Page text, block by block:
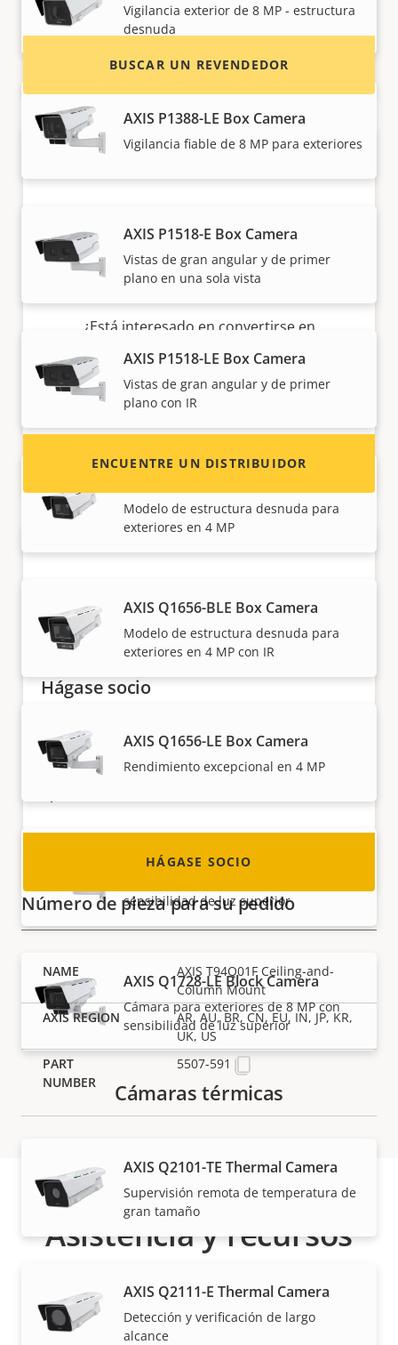
Vigilancia exterior de 8 MP - estructura
desnuda
AXIS P1388-LE Box Camera
Vigilancia fiable de 8 MP para exteriores
AXIS P1518-E Box Camera
Vistas de gran angular y de primer
plano en una sola vista
AXIS P1518-LE Box Camera
Vistas de gran angular y de primer
plano con IR
Modelo de estructura desnuda para
exteriores en 4 MP
AXIS Q1656-BLE Box Camera
Modelo de estructura desnuda para
exteriores en 4 MP con IR
AXIS Q1656-LE Box Camera
Rendimiento excepcional en 4 MP
AXIS Q1726-LE Block Camera
sensibilidad de luz superior
AXIS Q1728-LE Block Camera
Cámara para exteriores de 8 MP con
sensibilidad de luz superior
Cámaras térmicas
AXIS Q2101-TE Thermal Camera
Supervisión remota de temperatura de
gran tamaño
AXIS Q2111-E Thermal Camera
Detección y verificación de largo
alcance
BUSCAR UN REVENDEDOR
¿Quiere vender productos Axis?
¿Está interesado en convertirse en
revendedor? Encuentre información de
contacto de distribuidores de productos y
sistemas Axis.
ENCUENTRE UN DISTRIBUIDOR
Hágase socio
integrador de sistemas o instalador? Tenemos
socios en casi todos los países del mundo.
HÁGASE SOCIO
Número de pieza para su pedido
AXIS T94Q01F Ceiling-and-
Column Mount
AR, AU, BR, CN, EU, IN, JP, KR,
UK, US
5507-591
Asistencia y recursos
Axis, software o ayuda de uno de nuestros expertos?